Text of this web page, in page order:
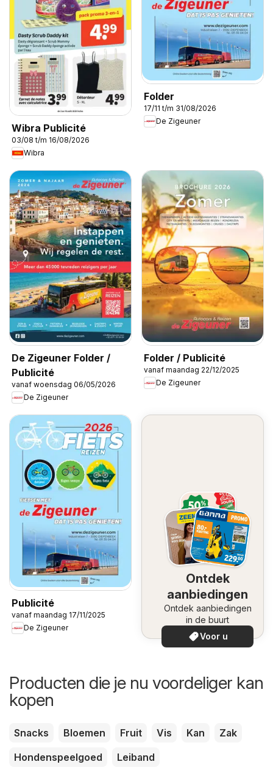
Wibra Publicité
03/08 t/m 16/08/2026
Wibra
Folder
17/11 t/m 31/08/2026
De Zigeuner
De Zigeuner Folder /
Publicité
vanaf woensdag 06/05/2026
De Zigeuner
Folder / Publicité
vanaf maandag 22/12/2025
De Zigeuner
Publicité
vanaf maandag 17/11/2025
De Zigeuner
Ontdek
aanbiedingen
Ontdek aanbiedingen
in de buurt
Voor u
Producten die je nu voordeliger kan
kopen
Snacks Bloemen Fruit Vis Kan
Zak
Hondenspeelgoed
Leiband